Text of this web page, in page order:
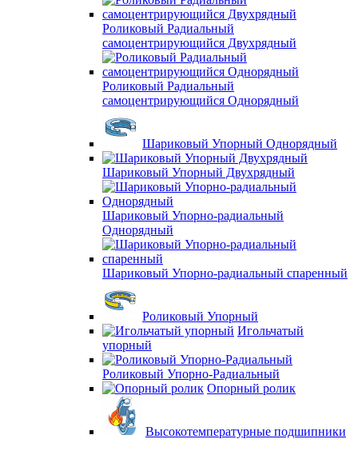
Роликовый Радиальный
самоцентрирующийся Двухрядный
Роликовый Радиальный
самоцентрирующийся Однорядный
Шариковый Упорный Однорядный
Шариковый Упорный Двухрядный
Шариковый Упорно-радиальный
Однорядный
Шариковый Упорно-радиальный спаренный
Роликовый Упорный
Игольчатый
упорный
Роликовый Упорно-Радиальный
Опорный ролик
Высокотемпературные подшипники